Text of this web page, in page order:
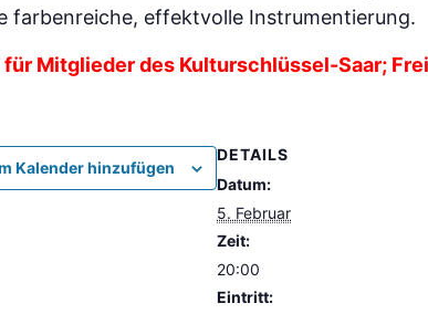
farbenreiche, effektvolle Instrumentierung.
Mitglieder des Kulturschlüssel-Saar;
Kalender hinzufügen
DETAILS
Datum:
5. Februar
Zeit:
20:00
Eintritt: